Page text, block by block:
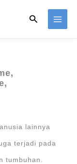
Search
lainnya
terjadi pada
tumbuhan.